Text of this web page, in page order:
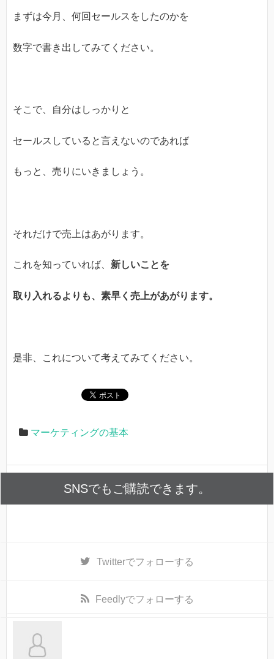
まずは今月、何回セールスをしたのかを
数字で書き出してみてください。
そこで、自分はしっかりと
セールスしていると言えないのであれば
もっと、売りにいきましょう。
それだけで売上はあがります。
これを知っていれば、 新しいことを
取り入れるよりも、素早く売上があがります。
是非、これについて考えてみてください。
マーケティングの基本
SNSでもご購読できます。
Twitterでフォローする
Feedlyでフォローする